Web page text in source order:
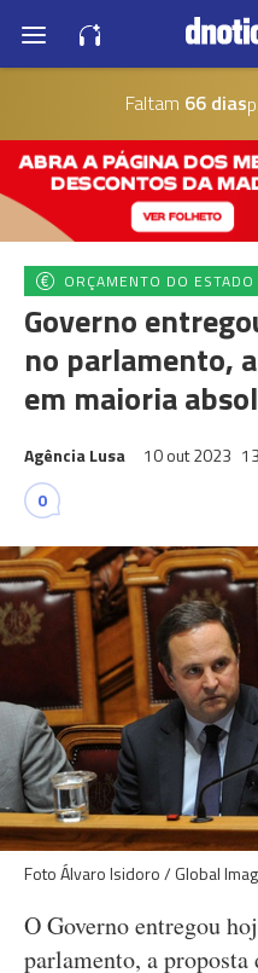
Faltam 66 dias
ORÇAMENTO DO ESTADO
Governo
no parlamento,
em maioria
Agência Lusa 10 out 2023
0
Foto Álvaro Isidoro / Global
O Governo entregou
parlamento, a